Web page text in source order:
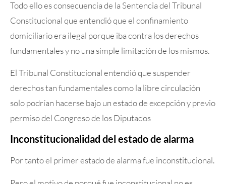
Todo ello es consecuencia de la Sentencia del Tribunal
Constitucional que entendió que el confinamiento
domiciliario era ilegal porque iba contra los derechos
fundamentales y no una simple limitación de los mismos.
El Tribunal Constitucional entendió que suspender
derechos tan fundamentales como la libre circulación
solo podrían hacerse bajo un estado de excepción y previo
permiso del Congreso de los Diputados
Inconstitucionalidad del estado de alarma
Por tanto el primer estado de alarma fue inconstitucional.